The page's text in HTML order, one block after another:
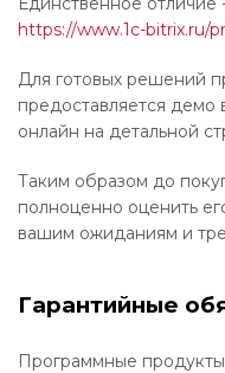
https://www.1c-bitrix.ru/
Для готовых решений
предоставляется
онлайн на детальной
Таким образом до
полноценно оценить
вашим ожиданиям и
Гарантийные
Программные продукты